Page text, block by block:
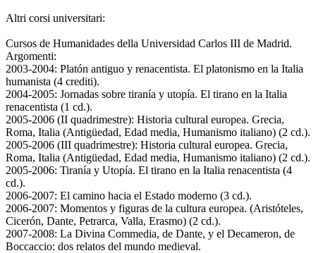
Altri corsi universitari:
Cursos de Humanidades della Universidad Carlos III de Madrid.
Argomenti:
2003-2004: Platón antiguo y renacentista. El platonismo en la Italia
humanista (4 crediti).
2004-2005: Jornadas sobre tiranía y utopía. El tirano en la Italia
renacentista (1 cd.).
2005-2006 (II quadrimestre): Historia cultural europea. Grecia,
Roma, Italia (Antigüedad, Edad media, Humanismo italiano) (2 cd.).
2005-2006 (III quadrimestre): Historia cultural europea. Grecia,
Roma, Italia (Antigüedad, Edad media, Humanismo italiano) (2 cd.).
2005-2006: Tiranía y Utopía. El tirano en la Italia renacentista (4
cd.).
2006-2007: El camino hacia el Estado moderno (3 cd.).
2006-2007: Momentos y figuras de la cultura europea. (Aristóteles,
Cicerón, Dante, Petrarca, Valla, Erasmo) (2 cd.).
2007-2008: La Divina Commedia, de Dante, y el Decameron, de
Boccaccio: dos relatos del mundo medieval.